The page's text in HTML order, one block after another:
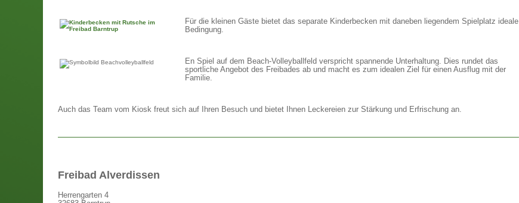
Für die kleinen Gäste bietet das separate Kinderbecken mit daneben liegendem Spielplatz ideale
Bedingung.
En Spiel auf dem Beach-Volleyballfeld verspricht spannende Unterhaltung. Dies rundet das
sportliche Angebot des Freibades ab und macht es zum idealen Ziel für einen Ausflug mit der
Familie.
Auch das Team vom Kiosk freut sich auf Ihren Besuch und bietet Ihnen Leckereien zur Stärkung und Erfrischung an.
Freibad Alverdissen
Herrengarten 4